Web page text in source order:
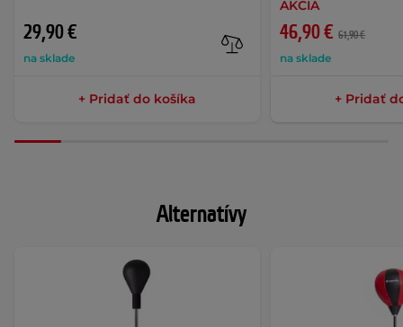
29,90 €
na sklade
+ Pridať do košíka
AKCIA
46,90 € 61,90 €
na sklade
+ Pridať
Alternatívy